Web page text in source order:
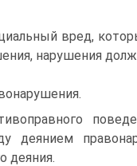
вред,
нарушения
деянием
деяния.